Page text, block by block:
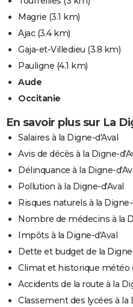
Magrie (3.1 km)
Ajac(3.4 km)
Gaja-et-Villedieu (3.8 km)
Pauligne (4.1 km)
Aude
Occitanie
En savoir plus sur La
Salaires à la Digne-d'Aval
Avis de décès à la Digne-
Délinquance à la Digne-
Pollution à la Digne-d'Aval
Risques naturels à la
Nombre de médecins à la
Impôts à la Digne-d'Aval
Dette et budget de la
Climat et historique météo
Accidents de la route à la
Classement des lycées à la